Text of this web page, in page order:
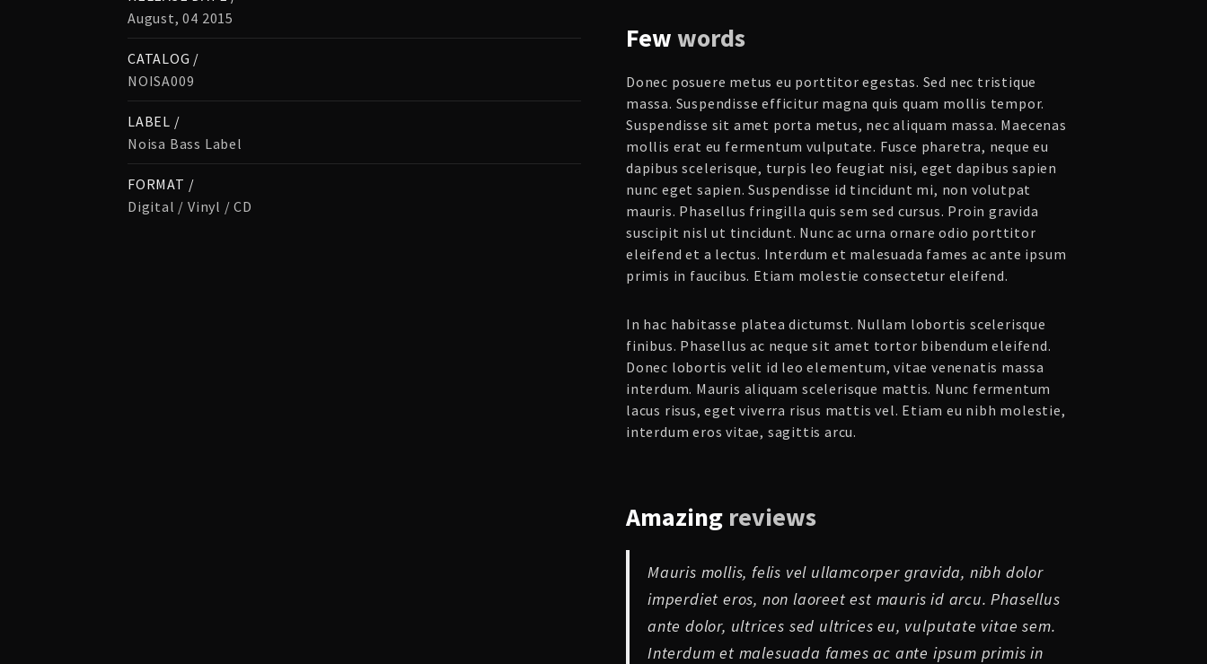
August, 04 2015
CATALOG /
NOISA009
LABEL /
Noisa Bass Label
FORMAT /
Digital / Vinyl / CD
Fewwords
Donec posuere metus eu porttitor egestas. Sed nec tristique
massa. Suspendisse efficitur magna quis quam mollis tempor.
Suspendisse sit amet porta metus, nec aliquam massa. Maecenas
mollis erat eu fermentum vulputate. Fusce pharetra, neque eu
dapibus scelerisque, turpis leo feugiat nisi, eget dapibus sapien
nunc eget sapien. Suspendisse id tincidunt mi, non volutpat
mauris. Phasellus fringilla quis sem sed cursus. Proin gravida
suscipit nisl ut tincidunt. Nunc ac urna ornare odio porttitor
eleifend et a lectus. Interdum et malesuada fames ac ante ipsum
primis in faucibus. Etiam molestie consectetur eleifend.
In hac habitasse platea dictumst. Nullam lobortis scelerisque
finibus. Phasellus ac neque sit amet tortor bibendum eleifend.
Donec lobortis velit id leo elementum, vitae venenatis massa
interdum. Mauris aliquam scelerisque mattis. Nunc fermentum
lacus risus, eget viverra risus mattis vel. Etiam eu nibh molestie,
interdum eros vitae, sagittis arcu.
Amazing reviews
Mauris mollis, felis vel ullamcorper gravida, nibh dolor
imperdiet eros, non laoreet est mauris id arcu. Phasellus
ante dolor, ultrices sed ultrices eu, vulputate vitae sem.
Interdum et malesuada fames ac ante ipsum primis in